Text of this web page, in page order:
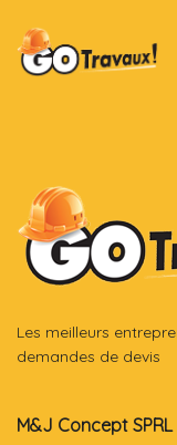
Les meilleurs
demandes de devis
M&J Concept SPRL